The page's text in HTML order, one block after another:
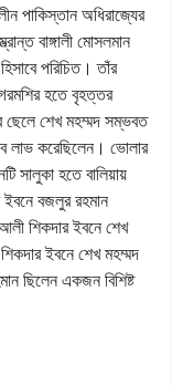
পাকিস্তান অধিরাজ্যের
বাঙ্গালী মোসলমান
পরিচিত। তাঁর
হতে বৃহত্তর
ছেলে শেখ মহম্মদ সম্ভবত
লাভ করেছিলেন। ভোলার
সালুকা হতে বালিয়ায়
ইবনে বজলুর রহমান
শিকদার ইবনে শেখ
ইবনে শেখ মহম্মদ
ছিলেন একজন বিশিষ্ট